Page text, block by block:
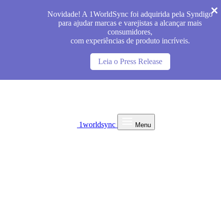
Novidade! A 1WorldSync foi adquirida pela Syndigo
para ajudar marcas e varejistas a alcançar mais
consumidores,
com experiências de produto incríveis.
Leia o Press Release
1worldsync Menu